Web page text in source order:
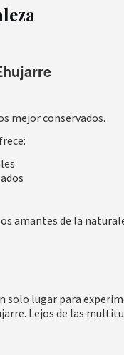
mejor conservados.
amantes de la
solo lugar para
Lejos de las